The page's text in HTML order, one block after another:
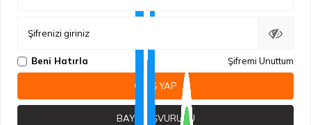
Şifrenizi giriniz
Beni Hatırla Şifremi Unuttum
GIRIŞ YAP
BAYI BAŞVURUSU